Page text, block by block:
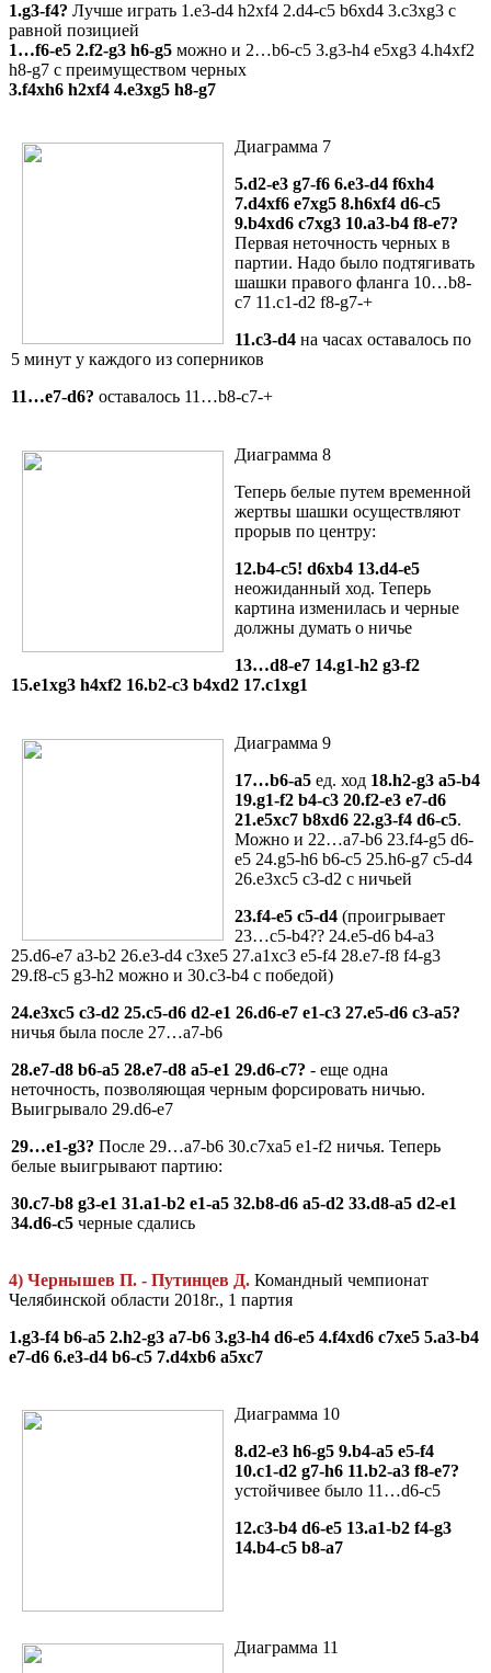
1.g3-f4? Лучше играть 1.e3-d4 h2xf4 2.d4-c5 b6xd4 3.c3xg3 с
равной позицией
1…f6-e5 2.f2-g3 h6-g5 можно и 2…b6-c5 3.g3-h4 e5xg3 4.h4xf2
h8-g7 с преимуществом черных
3.f4xh6 h2xf4 4.e3xg5 h8-g7
Диаграмма 7
5.d2-e3 g7-f6 6.e3-d4 f6xh4
7.d4xf6 e7xg5 8.h6xf4 d6-c5
9.b4xd6 c7xg3 10.a3-b4 f8-e7?
Первая неточность черных в
партии. Надо было подтягивать
шашки правого фланга 10…b8-
c7 11.c1-d2 f8-g7-+
11.c3-d4 на часах оставалось по
5 минут у каждого из соперников
11…e7-d6? оставалось 11…b8-c7-+
Диаграмма 8
Теперь белые путем временной
жертвы шашки осуществляют
прорыв по центру:
12.b4-c5! d6xb4 13.d4-e5
неожиданный ход. Теперь
картина изменилась и черные
должны думать о ничье
13…d8-e7 14.g1-h2 g3-f2
15.e1xg3 h4xf2 16.b2-c3 b4xd2 17.c1xg1
Диаграмма 9
17…b6-a5 ед. ход 18.h2-g3 a5-b4
19.g1-f2 b4-c3 20.f2-e3 e7-d6
21.e5xc7 b8xd6 22.g3-f4 d6-c5.
Можно и 22…a7-b6 23.f4-g5 d6-
e5 24.g5-h6 b6-c5 25.h6-g7 c5-d4
26.e3xc5 c3-d2 с ничьей
23.f4-e5 c5-d4 (проигрывает
23…c5-b4?? 24.e5-d6 b4-a3
25.d6-e7 a3-b2 26.e3-d4 c3xe5 27.a1xc3 e5-f4 28.e7-f8 f4-g3
29.f8-c5 g3-h2 можно и 30.c3-b4 с победой)
24.e3xc5 c3-d2 25.c5-d6 d2-e1 26.d6-e7 e1-c3 27.e5-d6 c3-a5?
ничья была после 27…a7-b6
28.e7-d8 b6-a5 28.e7-d8 a5-e1 29.d6-c7? - еще одна
неточность, позволяющая черным форсировать ничью.
Выигрывало 29.d6-e7
29…e1-g3? После 29…a7-b6 30.c7xa5 e1-f2 ничья. Теперь
белые выигрывают партию:
30.c7-b8 g3-e1 31.a1-b2 e1-a5 32.b8-d6 a5-d2 33.d8-a5 d2-e1
34.d6-c5 черные сдались
4) Чернышев П. - Путинцев Д. Командный чемпионат
Челябинской области 2018г., 1 партия
1.g3-f4 b6-a5 2.h2-g3 a7-b6 3.g3-h4 d6-e5 4.f4xd6 c7xe5 5.a3-b4
e7-d6 6.e3-d4 b6-c5 7.d4xb6 a5xc7
Диаграмма 10
8.d2-e3 h6-g5 9.b4-a5 e5-f4
10.c1-d2 g7-h6 11.b2-a3 f8-e7?
устойчивее было 11…d6-c5
12.c3-b4 d6-e5 13.a1-b2 f4-g3
14.b4-c5 b8-a7
Диаграмма 11